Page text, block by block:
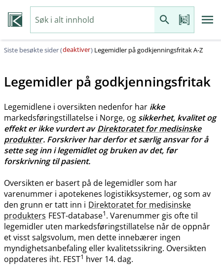
Siste besøkte sider (deaktiver) Legemidler på godkjenningsfritak A-Z
Legemidler på godkjenningsfritak
Legemidlene i oversikten nedenfor har ikke
markedsføringstillatelse i Norge, og sikkerhet, kvalitet og
effekt er ikke vurdert avDirektoratet for medisinske
produkter. Forskriver har derfor et særlig ansvar for å
sette seg inn i legemidlet og bruken av det, før
forskrivning til pasient.
Oversikten er basert på de legemidler som har
varenummer i apotekenes logistikksystemer, og som av
den grunn er tatt inn i Direktoratet for medisinske
produkters FEST-database1. Varenummer gis ofte til
legemidler uten markedsføringstillatelse når de oppnår
et visst salgsvolum, men dette innebærer ingen
myndighetsanbefaling eller kvalitetssikring. Oversikten
oppdateres iht. FEST1 hver 14. dag.